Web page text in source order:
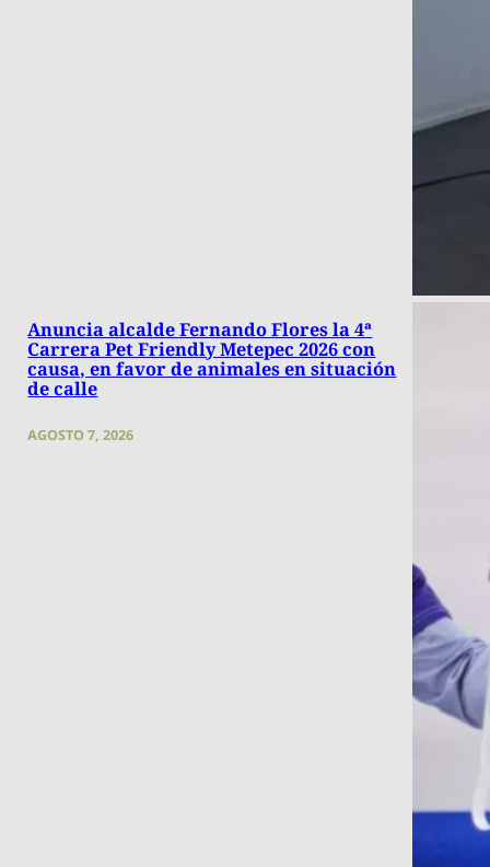
Anuncia alcalde Fernando Flores la 4ª
Carrera Pet Friendly Metepec 2026 con
causa, en favor de animales en situación
de calle
AGOSTO 7, 2026